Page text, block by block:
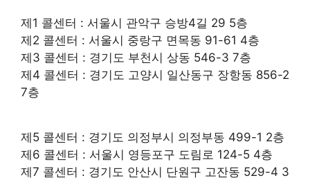
제1 콜센터 : 서울시 관악구 승방4길 29 5층
제2 콜센터 : 서울시 중랑구 면목동 91-61 4층
제3 콜센터 : 경기도 부천시 상동 546-3 7층
제4 콜센터 : 경기도 고양시 일산동구 장항동 856-2
7층
제5 콜센터 : 경기도 의정부시 의정부동 499-1 2층
제6 콜센터 : 서울시 영등포구 도림로 124-5 4층
제7 콜센터 : 경기도 안산시 단원구 고잔동 529-4 3